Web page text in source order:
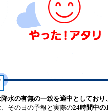
水の有無の一致を適中としており、
その日の予報と実際の24時間中の